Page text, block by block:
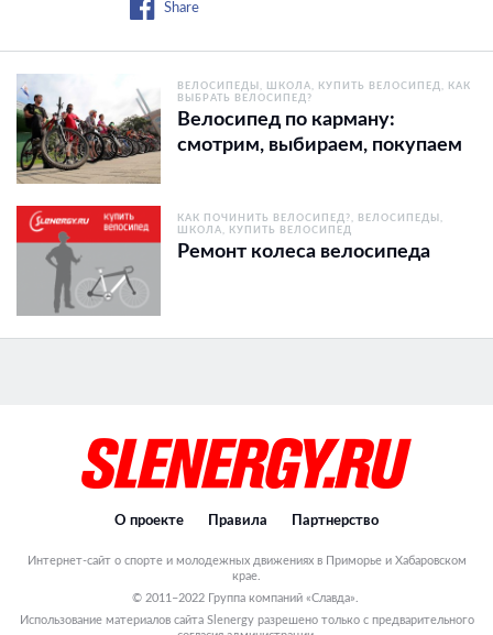
Share
ВЕЛОСИПЕДЫ ШКОЛА КУПИТЬ ВЕЛОСИПЕД
КАК
ВЫБРАТЬ ВЕЛОСИПЕД?
Велосипед по карману:
смотрим, выбираем, покупаем
КАК ПОЧИНИТЬ ВЕЛОСИПЕД?
ВЕЛОСИПЕДЫ
ШКОЛА
КУПИТЬ ВЕЛОСИПЕД
Ремонт колеса велосипеда
О проекте Правила Партнерство
Интернет-сайт о спорте и молодежных движениях в Приморье и Хабаровском
крае.
© 2011–2022 Группа компаний «Славда».
Использование материалов сайта Slenergy разрешено только с предварительного